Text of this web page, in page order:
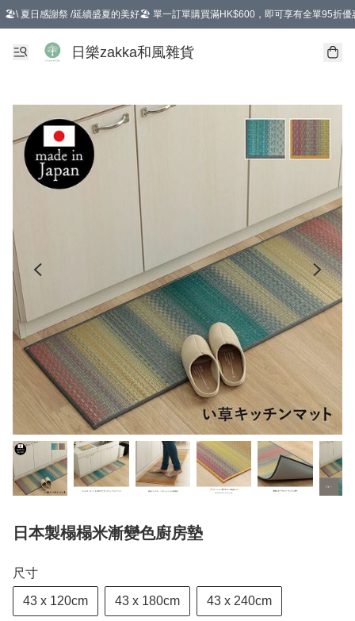
🏖️\ 夏日感謝祭 /延續盛夏的美好🏖️ 單一訂單購買滿HK$600，即可享有全單95折優
選擇GoGoX住宅/工商地址配送，單一訂單消費購物滿HK$680(折扣後），可享有
日樂zakka和風雜貨
日本製榻榻米漸變色廚房墊
尺寸
43 x 120cm 43 x 180cm 43 x 240cm